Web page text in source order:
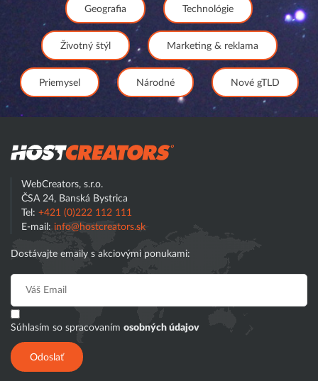
Geografia Technológie
Životný štýl Marketing & reklama
Priemysel Národné Nové gTLD
WebCreators, s.r.o.
ČSA 24, Banská Bystrica
Tel: +421 (0)222 112 111
E-mail: info@hostcreators.sk
Dostávajte emaily s akciovými ponukami:
Súhlasím so spracovaním osobných údajov
Odoslať